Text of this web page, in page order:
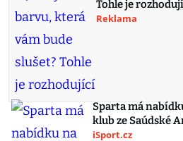
Tohle je
Reklama
Sparta má
klub ze Saúdské
iSport.cz